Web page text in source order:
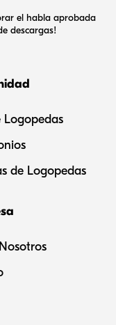
el habla aprobada
descargas!
Logopedas
de Logopedas